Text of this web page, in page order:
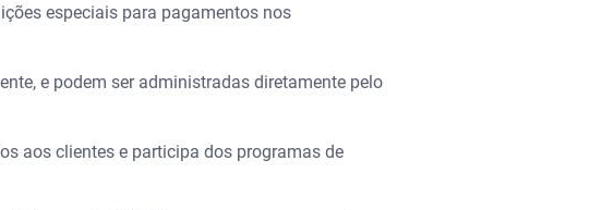
especiais para pagamentos nos
e podem ser administradas diretamente pelo
aos clientes e participa dos programas de